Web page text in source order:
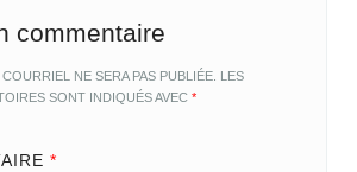
commentaire
NE SERA PAS PUBLIÉE. LES
SONT INDIQUÉS AVEC*
*